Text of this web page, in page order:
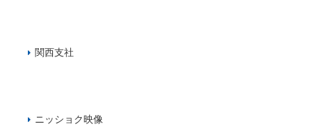
関西支社
ニッショク映像